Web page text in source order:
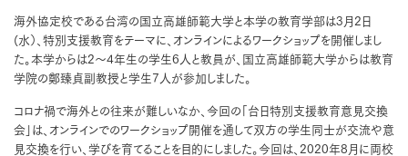
海外協定校である台湾の国立高雄師範大学と本学の教育学部は3月2日
(水）、特別支援教育をテーマに、オンラインによるワークショップを開催しまし
た。本学からは2～4年生の学生6人と教員が、国立高雄師範大学からは教育
学院の鄭臻貞副教授と学生7人が参加しました。
コロナ禍で海外との往来が難しいなか、今回の「台日特別支援教育意見交換
会」は、オンラインでのワークショップ開催を通して双方の学生同士が交流や意
見交換を行い、学びを育てることを目的にしました。今回は、2020年8月に両校